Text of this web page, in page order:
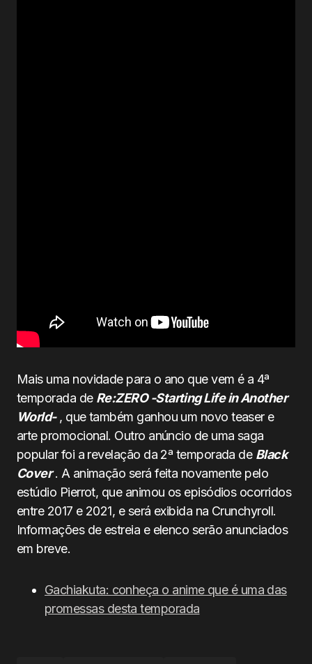
Mais uma novidade para o ano que vem é a 4ª
temporada de Re:ZERO -Starting Life in Another
World-, que também ganhou um novo teaser e
arte promocional. Outro anúncio de uma saga
popular foi a revelação da 2ª temporada de Black
Cover. A animação será feita novamente pelo
estúdio Pierrot, que animou os episódios ocorridos
entre 2017 e 2021, e será exibida na Crunchyroll.
Informações de estreia e elenco serão anunciados
em breve.
Gachiakuta: conheça o anime que é uma das
promessas desta temporada